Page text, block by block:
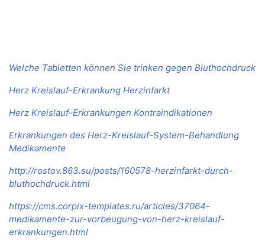
Welche Tabletten können Sie trinken gegen Bluthochdruck
Herz Kreislauf-Erkrankung Herzinfarkt
Herz Kreislauf-Erkrankungen Kontraindikationen
Erkrankungen des Herz-Kreislauf-System-Behandlung
Medikamente
http://rostov.863.su/posts/160578-herzinfarkt-durch-
bluthochdruck.html
https://cms.corpix-templates.ru/articles/37064-
medikamente-zur-vorbeugung-von-herz-kreislauf-
erkrankungen.html